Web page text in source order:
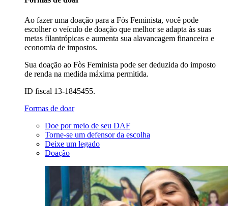
Ao fazer uma doação para a Fòs Feminista, você pode
escolher o veículo de doação que melhor se adapta às suas
metas filantrópicas e aumenta sua alavancagem financeira e
economia de impostos.
Sua doação ao Fòs Feminista pode ser deduzida do imposto
de renda na medida máxima permitida.
ID fiscal 13-1845455.
Formas de doar
Doe por meio de seu DAF
Torne-se um defensor da escolha
Deixe um legado
Doação